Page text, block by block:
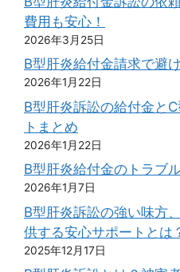
費用も安心！
2026年3月25日
B型肝炎給付金請求で避
2026年1月22日
B型肝炎訴訟の給付金と
トまとめ
2026年1月22日
B型肝炎給付金のトラブ
2026年1月7日
B型肝炎訴訟の強い味方
供する安心サポートとは
2025年12月17日